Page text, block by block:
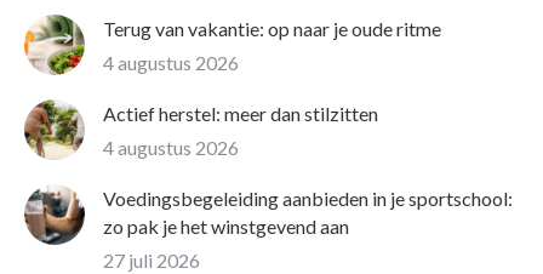
Terug van vakantie: op naar je oude ritme
4 augustus 2026
Actief herstel: meer dan stilzitten
4 augustus 2026
Voedingsbegeleiding aanbieden in je sportschool:
zo pak je het winstgevend aan
27 juli 2026